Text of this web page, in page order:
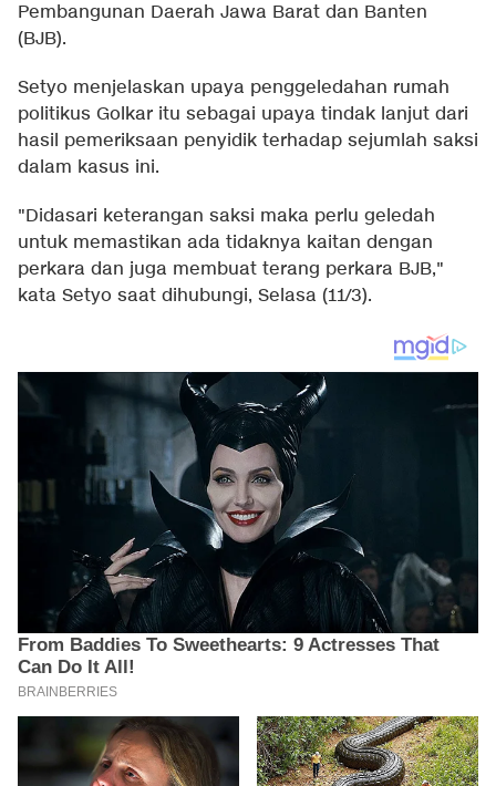
Pembangunan Daerah Jawa Barat dan Banten
(BJB).
Setyo menjelaskan upaya penggeledahan rumah
politikus Golkar itu sebagai upaya tindak lanjut dari
hasil pemeriksaan penyidik terhadap sejumlah saksi
dalam kasus ini.
"Didasari keterangan saksi maka perlu geledah
untuk memastikan ada tidaknya kaitan dengan
perkara dan juga membuat terang perkara BJB,"
kata Setyo saat dihubungi, Selasa (11/3).